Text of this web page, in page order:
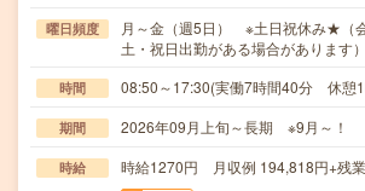
曜日頻度
月～金（週5日） ※土日祝休み★（
土・祝日出勤がある場合があります）
時間 08:50～17:30(実働7時間40分 休憩
期間 2026年09月上旬～長期 ※9月～！
時給 時給1270円 月収例 194,818円+残